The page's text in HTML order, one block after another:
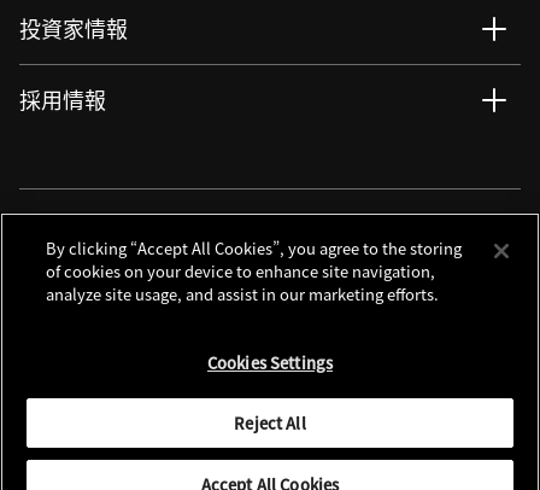
投資家情報
採用情報
© 2026 Nikon Corporation
By clicking “Accept All Cookies”, you agree to the storing
of cookies on your device to enhance site navigation,
analyze site usage, and assist in our marketing efforts.
Cookies Settings
Reject All
Accept All Cookies